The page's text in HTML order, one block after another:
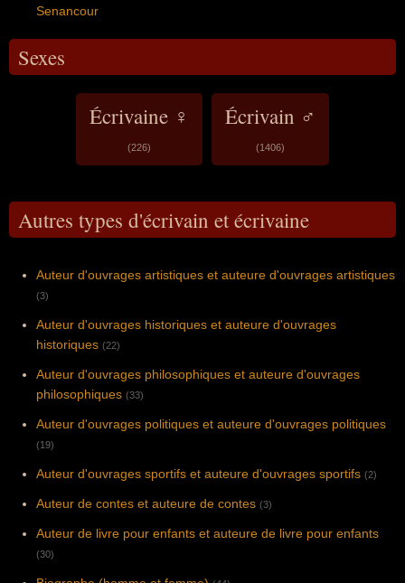
Senancour
Sexes
Écrivaine ♀
(226)
Écrivain ♂
(1406)
Autres types d'écrivain et écrivaine
Auteur d'ouvrages artistiques et auteure d'ouvrages artistiques
(3)
Auteur d'ouvrages historiques et auteure d'ouvrages
historiques (22)
Auteur d'ouvrages philosophiques et auteure d'ouvrages
philosophiques (33)
Auteur d'ouvrages politiques et auteure d'ouvrages politiques
(19)
Auteur d'ouvrages sportifs et auteure d'ouvrages sportifs (2)
Auteur de contes et auteure de contes (3)
Auteur de livre pour enfants et auteure de livre pour enfants
(30)